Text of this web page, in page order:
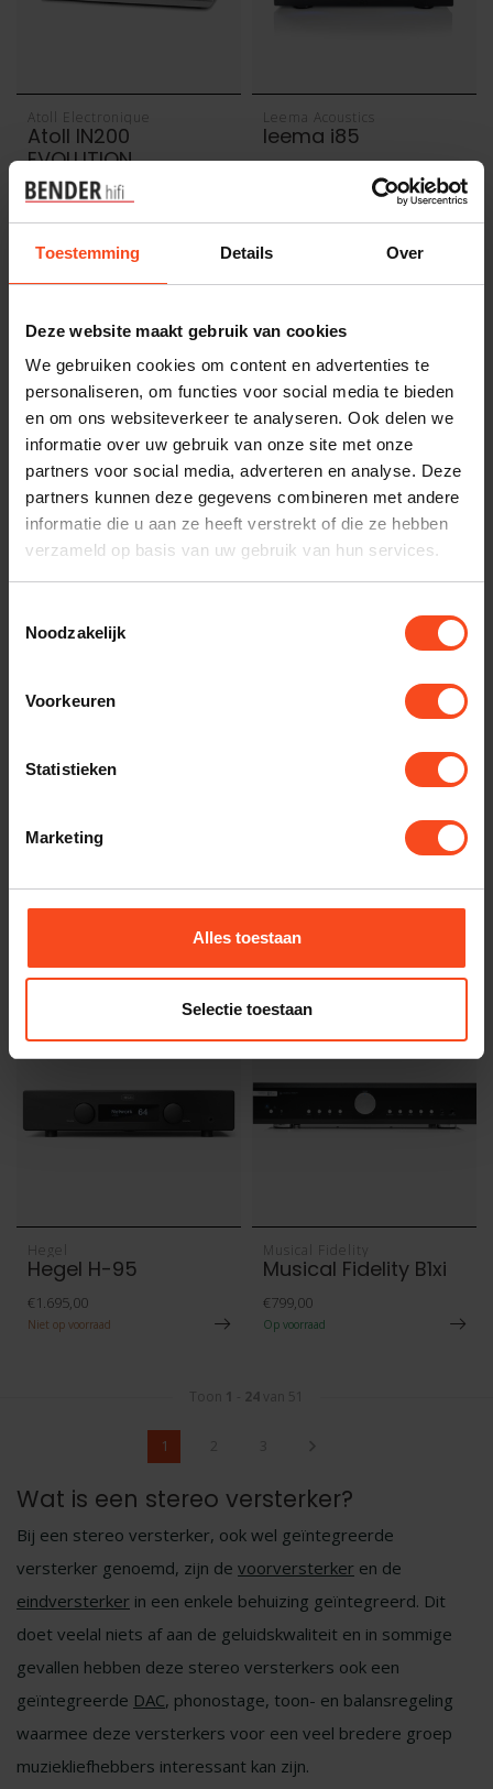
Toestemming Details Over
Deze website maakt gebruik van cookies
We gebruiken cookies om content en advertenties te
personaliseren, om functies voor social media te bieden
en om ons websiteverkeer te analyseren. Ook delen we
informatie over uw gebruik van onze site met onze
partners voor social media, adverteren en analyse. Deze
partners kunnen deze gegevens combineren met andere
informatie die u aan ze heeft verstrekt of die ze hebben
verzameld op basis van uw gebruik van hun services.
Noodzakelijk
Voorkeuren
Statistieken
Marketing
Alles toestaan
Selectie toestaan
Atoll Electronique
Atoll IN200
EVOLUTION
€1.850,00
Leema Acoustics
leema i85
Cambridge Audio
Cambridge AXA35
€429,00
-20%
Yamaha
Yamaha A-S701
€879,00 €699,00
Cambridge CXA81
Mk II
Quad Platina
Stream
€3.500,00
Hegel
Hegel H-95
€1.695,00
Niet op voorraad
Musical Fidelity
Musical Fidelity B1xi
€799,00
Op voorraad
Toon 1 24
1 3
Wat is een stereo versterker?
Bij een stereo versterker, ook wel geïntegreerde
versterker genoemd, zijn de voorversterker en de
eindversterker in een enkele behuizing geïntegreerd. Dit
doet veelal niets af aan de geluidskwaliteit en in sommige
gevallen hebben deze stereo versterkers ook een
geïntegreerde DAC, phonostage, toon- en balansregeling
waarmee deze versterkers voor een veel bredere groep
muziekliefhebbers interessant kan zijn.